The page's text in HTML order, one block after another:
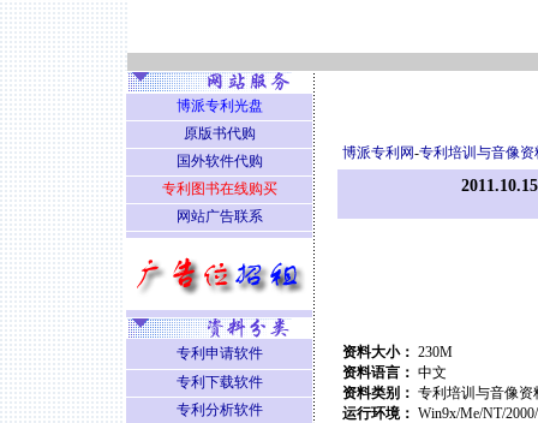
博派专利网-专利培训与音像资
资料大小： 230M
资料语言： 中文
资料类别： 专利培训与音像资
运行环境： Win9x/Me/NT/
博派专利光盘
原版书代购
国外软件代购
专利图书在线购买
网站广告联系
专利申请软件
专利下载软件
专利分析软件